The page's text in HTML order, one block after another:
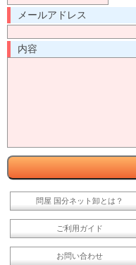
メールアドレス
内容
問屋 国分ネット卸とは？
ご利用ガイド
お問い合わせ